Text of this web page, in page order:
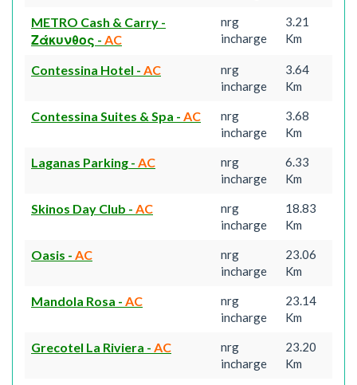
METRO Cash & Carry -
Ζάκυνθος - AC
nrg
incharge
3.21
Km
Contessina Hotel - AC
nrg
incharge
3.64
Km
Contessina Suites & Spa - AC
nrg
incharge
3.68
Km
Laganas Parking - AC
nrg
incharge
6.33
Km
Skinos Day Club - AC
nrg
incharge
18.83
Km
Oasis - AC
nrg
incharge
23.06
Km
Mandola Rosa - AC
nrg
incharge
23.14
Km
Grecotel La Riviera - AC
nrg
incharge
23.20
Km